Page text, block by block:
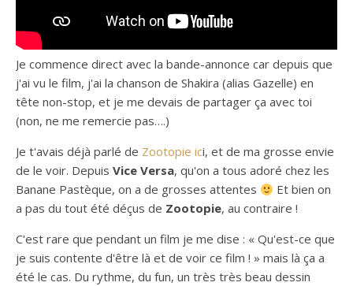
Je commence direct avec la bande-annonce car depuis que
j'ai vu le film, j'ai la chanson de Shakira (alias Gazelle) en
tête non-stop, et je me devais de partager ça avec toi
(non, ne me remercie pas….)
Je t'avais déjà parlé de Zootopie ici, et de ma grosse envie
de le voir. Depuis Vice Versa, qu'on a tous adoré chez les
Banane Pastèque, on a de grosses attentes
Et bien on
a pas du tout été déçus de Zootopie, au contraire !
C'est rare que pendant un film je me dise : « Qu'est-ce que
je suis contente d'être là et de voir ce film ! » mais là ça a
été le cas. Du rythme, du fun, un très très beau dessin